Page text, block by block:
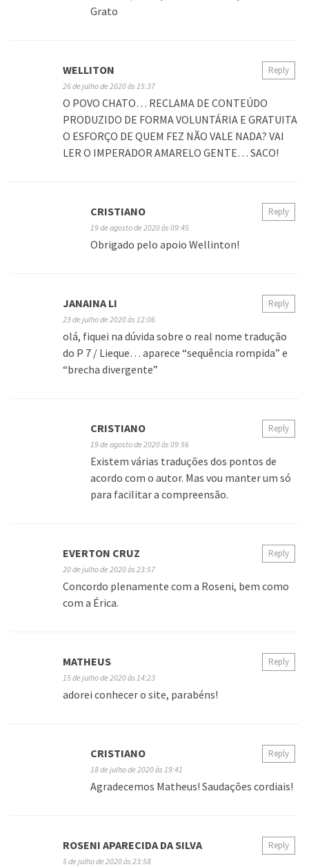
Grato
WELLITON
26 de julho de 2020 às 15:37
O POVO CHATO… RECLAMA DE CONTEÚDO
PRODUZIDO DE FORMA VOLUNTÁRIA E GRATUITA
O ESFORÇO DE QUEM FEZ NÃO VALE NADA? VAI
LER O IMPERADOR AMARELO GENTE… SACO!
Reply
CRISTIANO
19 de agosto de 2020 às 09:45
Obrigado pelo apoio Wellinton!
Reply
JANAINA LI
23 de julho de 2020 às 12:06
olá, fiquei na dúvida sobre o real nome tradução
do P 7 / Lieque… aparece “sequência rompida” e
“brecha divergente”
Reply
CRISTIANO
19 de agosto de 2020 às 09:56
Existem várias traduções dos pontos de
acordo com o autor. Mas vou manter um só
para facilitar a compreensão.
Reply
EVERTON CRUZ
20 de julho de 2020 às 23:57
Concordo plenamente com a Roseni, bem como
com a Érica.
Reply
MATHEUS
15 de julho de 2020 às 14:23
adorei conhecer o site, parabéns!
Reply
CRISTIANO
18 de julho de 2020 às 19:41
Agradecemos Matheus! Saudações cordiais!
Reply
ROSENI APARECIDA DA SILVA
5 de julho de 2020 às 23:58
Reply